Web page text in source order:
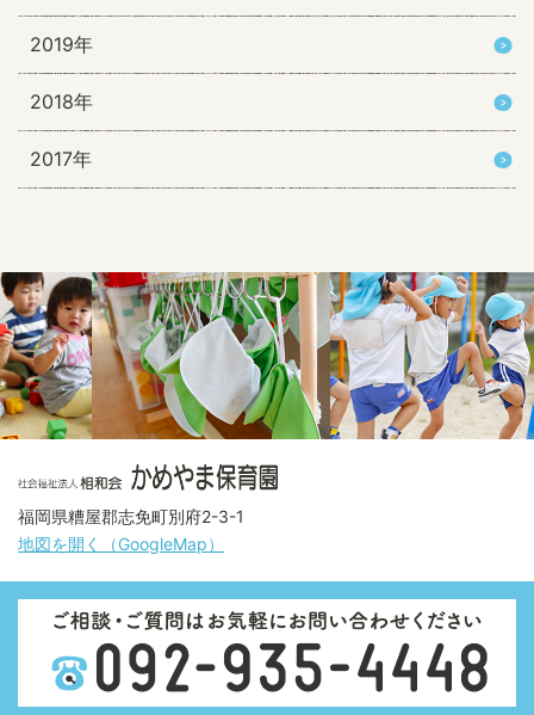
2019年
2018年
2017年
福岡県糟屋郡志免町別府2-3-1
地図を開く（GoogleMap）